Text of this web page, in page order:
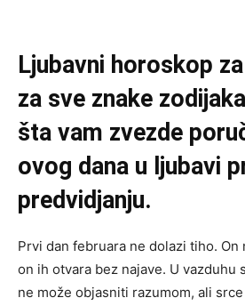
Ljubavni horoskop
za sve znake
šta vam zvezde
ovog dana u ljubavi
predvidjanju.
Prvi dan februara ne dolazi tiho.
on ih otvara bez najave. U vazduhu
ne može objasniti razumom, ali